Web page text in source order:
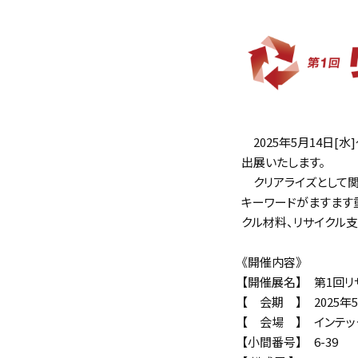
2025年5月14日[水]
出展いたします。
クリアライズとして
キーワードがますます
クル材料、リサイクル
《開催内容》
【開催展名】 第1回リ
【 会期 】 2025年
【 会場 】 インテッ
【小間番号】 6-39